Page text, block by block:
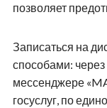
позволяет
Записаться на
способами:
мессенджере
госуслуг, по